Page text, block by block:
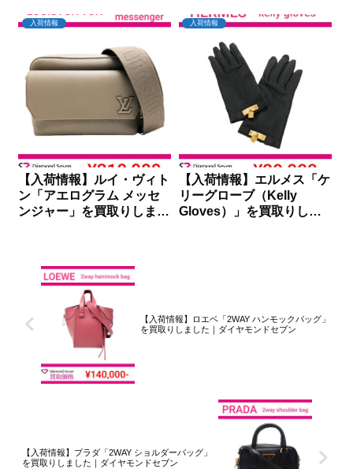
入荷情報
【入荷情報】ルイ・ヴィト
ン「アエログラム メッセ
ンジャー」を買取りしまし
入荷情報
【入荷情報】エルメス「ケ
リーグローブ（Kelly
Gloves）」を買取りしま
【入荷情報】ロエベ「2WAY ハンモックバッグ」
を買取りしました｜ダイヤモンドセブン
【入荷情報】プラダ「2WAY ショルダーバッグ」
を買取りしました｜ダイヤモンドセブン